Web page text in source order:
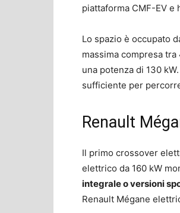
piattaforma CMF-EV e
Lo spazio è occupato
massima compresa
una potenza di 130
sufficiente per
Renault
Il primo crossover
elettrico da 160 kW
integrale o versioni
Renault Mégane